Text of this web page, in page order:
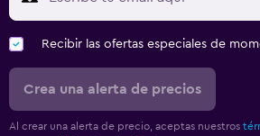
Recibir las ofertas especiales de
Crea una alerta de precios
Al crear una alerta de precio, aceptas nuestros